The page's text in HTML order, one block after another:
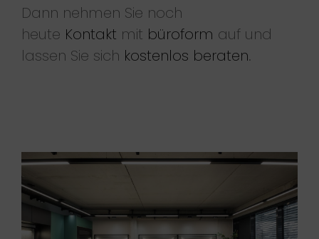
Dann nehmen Sie noch
heute Kontakt mit büroform auf und
lassen Sie sich kostenlos beraten.